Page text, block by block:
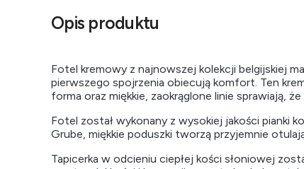
Opis produktu
Fotel kremowy z najnowszej kolekcji belgijskiej
pierwszego spojrzenia obiecują komfort. Ten
forma oraz miękkie, zaokrąglone linie sprawiają,
Fotel został wykonany z wysokiej jakości pianki
Grube, miękkie poduszki tworzą przyjemnie
Tapicerka w odcieniu ciepłej kości słoniowej